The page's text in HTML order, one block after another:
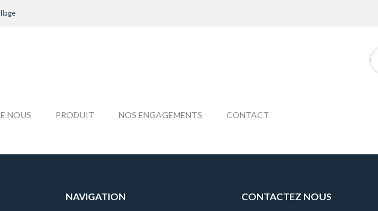
NOUS PRODUIT NOS ENGAGEMENTS CONTACT
NAVIGATION CONTACTEZ NOUS